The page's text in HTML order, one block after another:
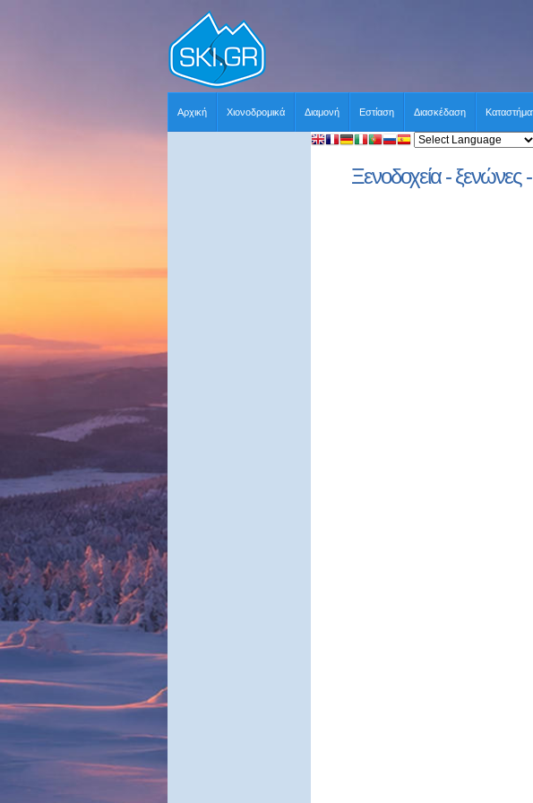
Αρχική Χιονοδρομικά Διαμονή Εστίαση Διασκέδαση
Ξενοδοχεία - ξενώνες